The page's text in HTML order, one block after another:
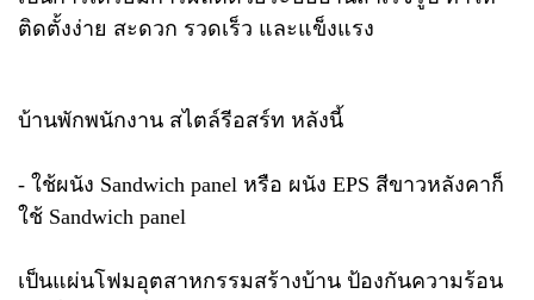
ติดตั้งง่าย สะดวก รวดเร็ว และแข็งแรง
บ้านพักพนักงาน สไตล์รีอสร์ท หลังนี้
- ใช้ผนัง Sandwich panel หรือ ผนัง EPS สีขาวหลังคาก็
ใช้ Sandwich panel
เป็นแผ่นโฟมอุตสาหกรรมสร้างบ้าน ป้องกันความร้อน